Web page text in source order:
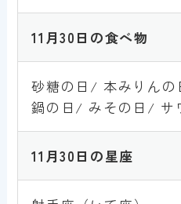
11月30日 の食べ物
砂糖の日/ 本みりん
鍋の日/ みその日/ サ
11月30日 の星座